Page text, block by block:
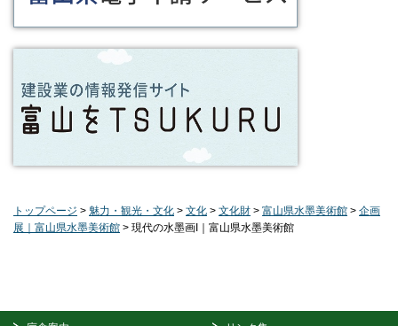
トップページ > 魅力・観光・文化 > 文化 > 文化財 > 富山県水墨美術館 > 企画
展｜富山県水墨美術館 > 現代の水墨画I｜富山県水墨美術館